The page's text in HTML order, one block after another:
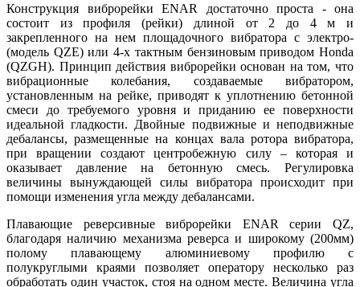
Конструкция виброрейки ENAR достаточно проста - она
состоит из профиля (рейки) длиной от 2 до 4 м и
закрепленного на нем площадочного вибратора с электро-
(модель QZE) или 4-х тактным бензиновым приводом Honda
(QZGH). Принцип действия виброрейки основан на том, что
вибрационные колебания, создаваемые вибратором,
установленным на рейке, приводят к уплотнению бетонной
смеси до требуемого уровня и приданию ее поверхности
идеальной гладкости. Двойные подвижные и неподвижные
дебалансы, размещенные на концах вала ротора вибратора,
при вращении создают центробежную силу – которая и
оказывает давление на бетонную смесь. Регулировка
величины вынуждающей силы вибратора происходит при
помощи изменения угла между дебалансами.
Плавающие реверсивные виброрейки ENAR серии QZ,
благодаря наличию механизма реверса и широкому (200мм)
полому плавающему алюминиевому профилю с
полукруглыми краями позволяет оператору несколько раз
обработать один участок, стоя на одном месте. Величина угла